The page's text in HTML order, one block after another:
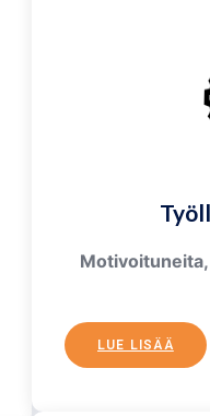
LUE LISÄÄ